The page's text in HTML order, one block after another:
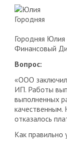
Городняя
Финансовый
Вопрос:
«ООО
ИП. Работы
выполненных
качественным.
отказалось
Как правильно